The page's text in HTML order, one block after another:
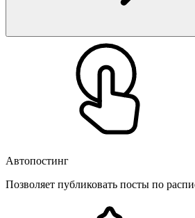
Автопостинг
Позволяет публиковать посты по